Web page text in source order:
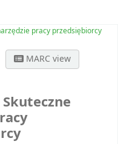
pracy przedsiębiorcy
MARC view